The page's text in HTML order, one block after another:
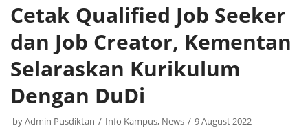
Cetak Qualified Job Seeker
dan Job Creator, Kementan
Selaraskan Kurikulum
Dengan DuDi
byAdmin Pusdiktan Info Kampus, News 9 August 2022